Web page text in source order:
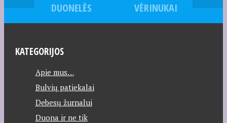
DUONELĖS
VĖRINUKAI
KATEGORIJOS
Apie mus…
Bulvių patiekalai
Debesų žurnalui
Duona ir ne tik